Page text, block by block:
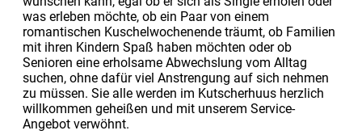
was erleben möchte, ob ein Paar von einem
romantischen Kuschelwochenende träumt, ob Familien
mit ihren Kindern Spaß haben möchten oder ob
Senioren eine erholsame Abwechslung vom Alltag
suchen, ohne dafür viel Anstrengung auf sich nehmen
zu müssen. Sie alle werden im Kutscherhuus herzlich
willkommen geheißen und mit unserem Service-
Angebot verwöhnt.